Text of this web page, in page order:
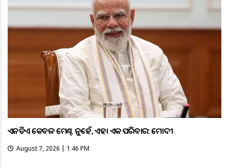
ଏନଡିଏ କେବଳ ମେଣ୍ଟ ନୁହେଁ, ଏହା ଏକ ପରିବାର: ମୋଦୀ
August 7, 2026 | 1:46 PM